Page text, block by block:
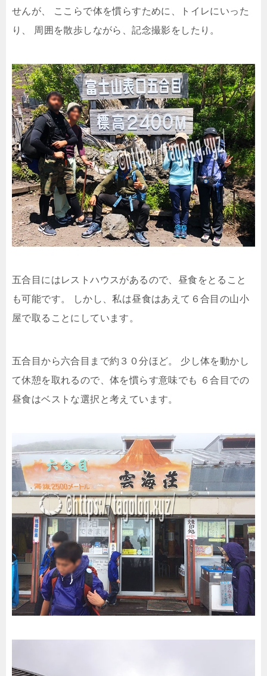
せんが、
ここらで体を慣らすために、トイレにいった
り、
周囲を散歩しながら、記念撮影をしたり。
五合目にはレストハウスがあるので、昼食をとること
も可能です。
しかし、私は昼食はあえて６合目の山小
屋で取ることにしています。
五合目から六合目まで約３０分ほど。
少し体を動かし
て休憩を取れるので、体を慣らす意味でも
６合目での
昼食はベストな選択と考えています。